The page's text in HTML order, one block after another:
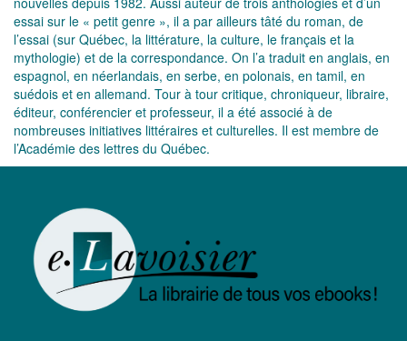
essai sur le « petit genre », il a par ailleurs tâté du roman, de
l’essai (sur Québec, la littérature, la culture, le français et la
mythologie) et de la correspondance. On l’a traduit en anglais, en
espagnol, en néerlandais, en serbe, en polonais, en tamil, en
suédois et en allemand. Tour à tour critique, chroniqueur, libraire,
éditeur, conférencier et professeur, il a été associé à de
nombreuses initiatives littéraires et culturelles. Il est membre de
l’Académie des lettres du Québec.